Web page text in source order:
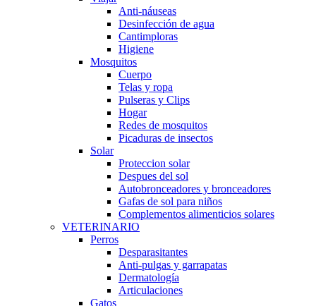
Anti-náuseas
Desinfección de agua
Cantimploras
Higiene
Mosquitos
Cuerpo
Telas y ropa
Pulseras y Clips
Hogar
Redes de mosquitos
Picaduras de insectos
Solar
Proteccion solar
Despues del sol
Autobronceadores y bronceadores
Gafas de sol para niños
Complementos alimenticios solares
VETERINARIO
Perros
Desparasitantes
Anti-pulgas y garrapatas
Dermatología
Articulaciones
Gatos